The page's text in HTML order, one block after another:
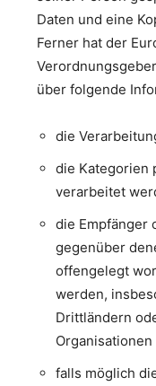
Daten und eine
Ferner hat der
über folgende
die
die Kategorien
verarbeitet
die Empfänger
gegenüber
offengelegt
werden,
Drittländern
Organisationen
falls möglich